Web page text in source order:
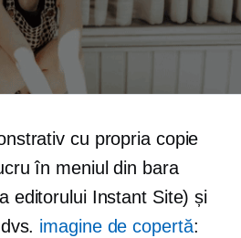
cu propria copie
în meniul din bara
editorului Instant Site) și
imagine de copertă: